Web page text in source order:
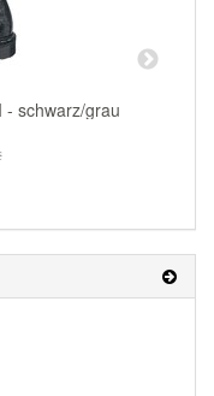
- schwarz/grau